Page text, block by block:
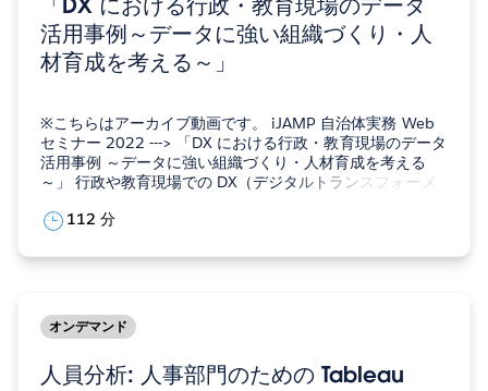
「DX における行政・教育現場のデータ
活用事例～データに強い組織づくり・人
材育成を考える～」
※こちらはアーカイブ動画です。 iJAMP 自治体実務 Web
セミナー 2022 ---> 「DX における行政・教育現場のデータ
活用事例 ～データに強い組織づくり・人材育成を考える
～」 行政や教育現場での DX（デジタルトランスフォーメ
国家構想」の推進が進み、自治体のデジタル活用に係る取
112 分
オンデマンド
人員分析: 人事部門のための Tableau